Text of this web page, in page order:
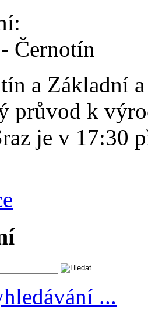
Černotín
a Základní
průvod k
je v 17:30
...